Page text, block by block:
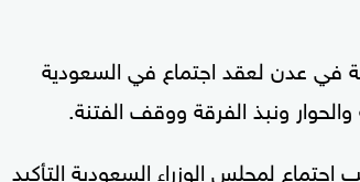
في عدن لعقد اجتماع في السعودية
ونبذ الفرقة ووقف الفتنة.
لمجلس الوزراء السعودية التأكيد